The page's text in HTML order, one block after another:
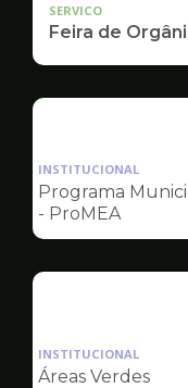
SERVICO
Feira de
INSTITUCIONAL
Programa
- ProMEA
INSTITUCIONAL
Áreas Verdes